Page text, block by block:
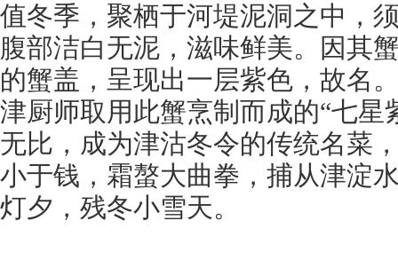
值冬季，聚栖于河堤泥洞之中，
腹部洁白无泥，滋味鲜美。因其
的蟹盖，呈现出一层紫色，故名
津厨师取用此蟹烹制而成的“七星
无比，成为津沽冬令的传统名菜
小于钱，霜螯大曲拳，捕从津淀
灯夕，残冬小雪天。